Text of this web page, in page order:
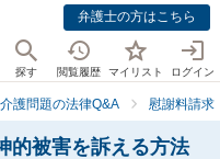
弁護士の方はこちら
探す 閲覧履歴 マイリスト ログイン
護問題の法律Q&A 慰謝料請求
的被害を訴える方法